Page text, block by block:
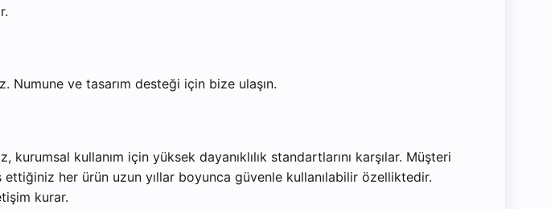
Numune ve tasarım desteği için bize ulaşın.
kullanım için yüksek dayanıklılık standartlarını karşılar. Müşteri
her ürün uzun yıllar boyunca güvenle kullanılabilir özelliktedir.
kurar.